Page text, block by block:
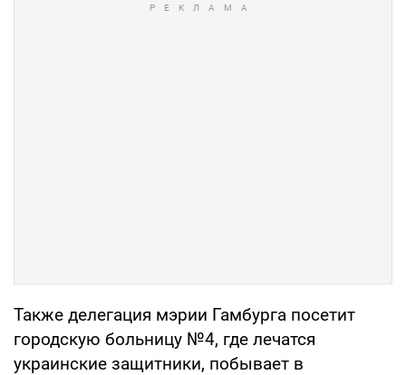
Также делегация мэрии Гамбурга посетит
городскую больницу №4, где лечатся
украинские защитники, побывает в